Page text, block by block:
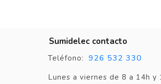
Sumidelec contacto
Teléfono: 926 532 330
Lunes a viernes de 8 a 14h y